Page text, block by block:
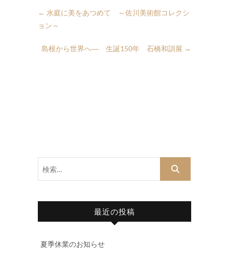
← 水庭に美をあつめて ～佐川美術館コレクシ
ョン～
島根から世界へ― 生誕150年 石橋和訓展 →
最近の投稿
夏季休業のお知らせ